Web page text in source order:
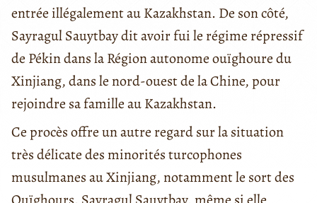
entrée illégalement au Kazakhstan. De son côté,
Sayragul Sauytbay dit avoir fui le régime répressif
de Pékin dans la Région autonome ouïghoure du
Xinjiang, dans le nord-ouest de la Chine, pour
rejoindre sa famille au Kazakhstan.
Ce procès offre un autre regard sur la situation
très délicate des minorités turcophones
musulmanes au Xinjiang, notamment le sort des